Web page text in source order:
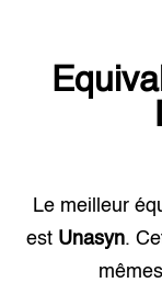
Le meilleur
est Unasyn.
mêmes